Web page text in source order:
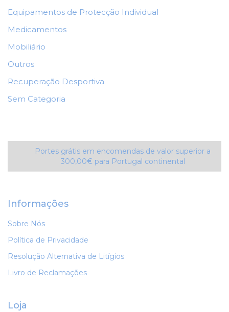
Equipamentos de Protecção Individual
Medicamentos
Mobiliário
Outros
Recuperação Desportiva
Sem Categoria
Portes grátis em encomendas de valor superior a
300,00€ para Portugal continental
Informações
Sobre Nós
Política de Privacidade
Resolução Alternativa de Litígios
Livro de Reclamações
Loja